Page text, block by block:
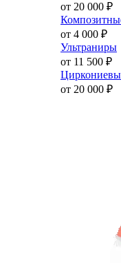
от 20 000 ₽
от 4 000 ₽
Ультраниры
от 11 500 ₽
от 20 000 ₽